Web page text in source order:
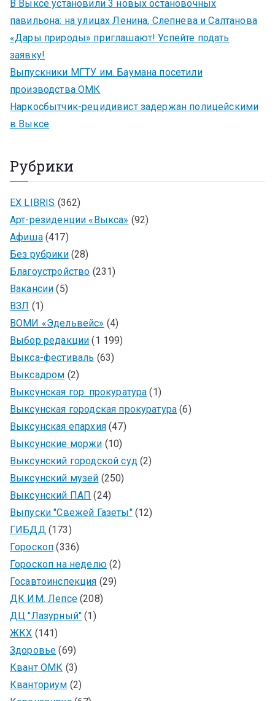
В Выксе установили 3 новых остановочных
павильона: на улицах Ленина, Слепнева и Салтанова
«Дары природы» приглашают! Успейте подать
заявку!
Выпускники МГТУ им. Баумана посетили
производства ОМК
Наркосбытчик-рецидивист задержан полицейскими
в Выксе
Рубрики
EX LIBRIS (362)
Арт-резиденции «Выкса» (92)
Афиша(417)
Без рубрики(28)
Благоустройство (231)
Вакансии (5)
ВЗЛ (1)
ВОМИ «Эдельвейс» (4)
Выбор редакции (1 199)
Выкса-фестиваль (63)
Выксадром (2)
Выксунская гор. прокуратура (1)
Выксунская городская прокуратура (6)
Выксунская епархия(47)
Выксунские моржи (10)
Выксунский городской суд(2)
Выксунский музей (250)
Выксунский ПАП (24)
Выпуски "Свежей Газеты"(12)
ГИБДД(173)
Гороскоп (336)
Гороскоп на неделю(2)
Госавтоинспекция (29)
ДК ИМ. Лепсе(208)
ДЦ "Лазурный" (1)
ЖКХ (141)
Здоровье (69)
Квант ОМК (3)
Кванториум (2)